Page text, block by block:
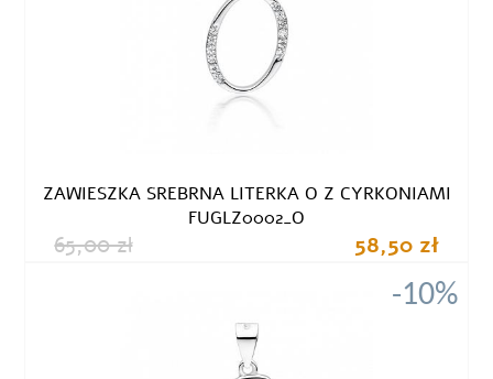
ZAWIESZKA SREBRNA LITERKA O Z CYRKONIAMI
FUGLZ0002_O
65,00 zł 58,50 zł
-10%